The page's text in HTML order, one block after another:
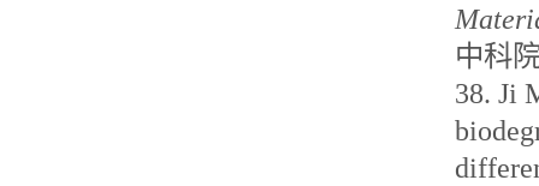
中科
38. Ji